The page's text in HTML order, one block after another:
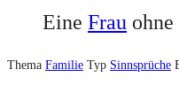
Eine Frau ohne
Thema Familie Typ Sinnsprüche